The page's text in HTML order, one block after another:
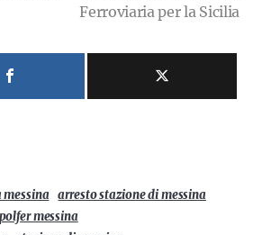
Ferroviaria per la Sicilia
arresto stazione di messina
polfer messina